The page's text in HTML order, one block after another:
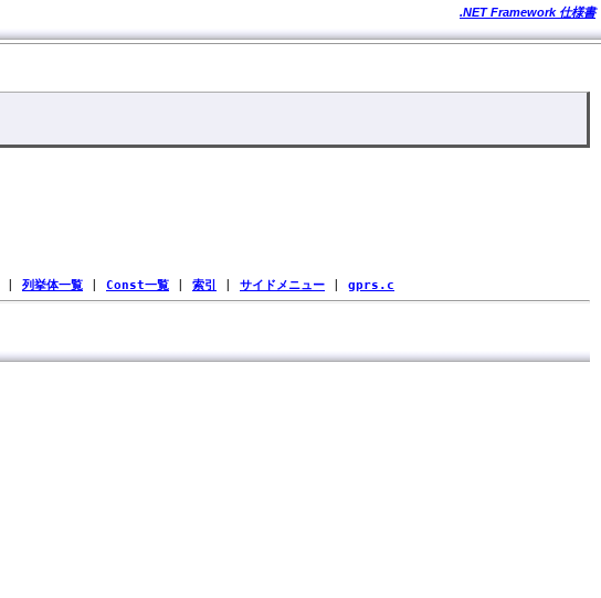
.NET Framework 仕様書
列挙体一覧 Const一覧 索引 サイドメニュー gprs.c